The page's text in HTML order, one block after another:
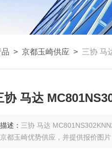
> 京都玉崎供应 > 三协 马
协 马达
描述： 三协 马达
京都玉崎优势供应，并提供报价图片